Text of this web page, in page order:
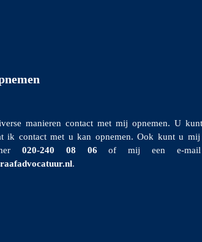
manieren contact met mij opnemen. U
ik contact met u kan opnemen. Ook kunt u
020-240 08 06 of mij een e-mail
.